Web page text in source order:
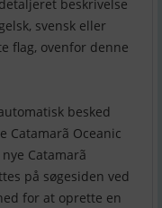
beskrivelse
svensk eller
flag, ovenfor denne
besked
Catamarã Oceanic
Catamarã
på søgesiden ved
for at oprette en